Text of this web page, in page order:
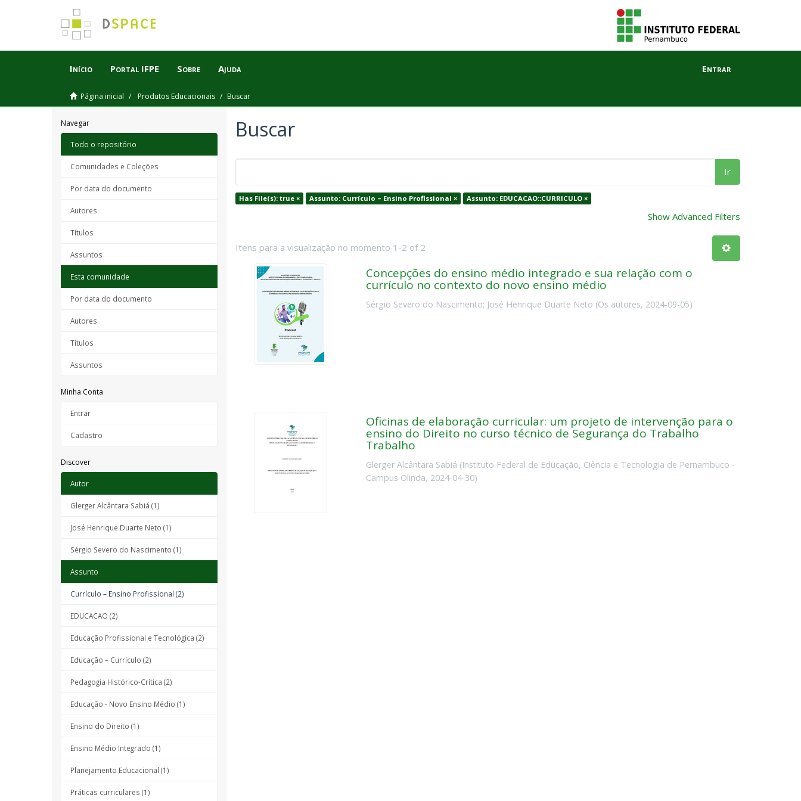
Início Portal IFPE Sobre Ajuda Entrar
Página inicial Produtos Educacionais Buscar
Navegar
Todo o repositório
Comunidades e Coleções
Por data do documento
Autores
Títulos
Assuntos
Esta comunidade
Por data do documento
Autores
Títulos
Assuntos
Minha Conta
Entrar
Cadastro
Discover
Autor
Glerger Alcântara Sabiá (1)
José Henrique Duarte Neto (1)
Sérgio Severo do Nascimento (1)
Assunto
Currículo – Ensino Profissional (2)
EDUCACAO (2)
Educação Profissional e Tecnológica (2)
Educação – Currículo (2)
Pedagogia Histórico-Crítica (2)
Educação - Novo Ensino Médio (1)
Ensino do Direito (1)
Ensino Médio Integrado (1)
Planejamento Educacional (1)
Práticas curriculares (1)
Buscar
Ir
Has File(s): true × Assunto: Currículo – Ensino Profissional × Assunto: EDUCACAO::CURRICULO ×
Show Advanced Filters
Itens para a visualização no momento 1-2 of 2
Concepções do ensino médio integrado e sua relação com o
currículo no contexto do novo ensino médio
Sérgio Severo do Nascimento; José Henrique Duarte Neto (Os autores, 2024-09-05)
Oficinas de elaboração curricular: um projeto de intervenção para o
ensino do Direito no curso técnico de Segurança do Trabalho
Trabalho
Glerger Alcântara Sabiá (Instituto Federal de Educação, Ciência e Tecnologia de Pernambuco -
Campus Olinda, 2024-04-30)